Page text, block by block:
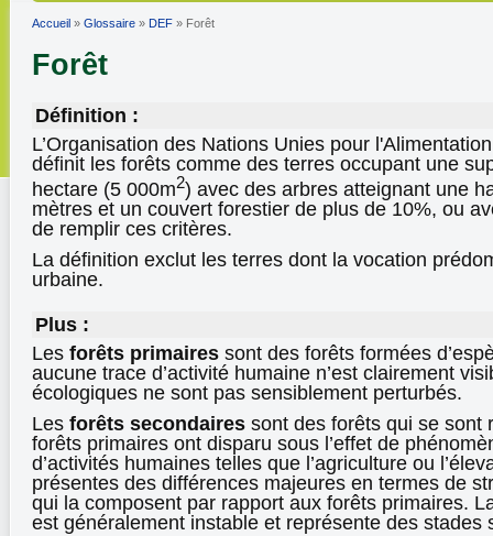
Accueil » Glossaire » DEF » Forêt
Forêt
Définition :
L’Organisation des Nations Unies pour
définit les forêts comme des terres occupant une
hectare (5 000m2) avec des arbres atteignant une
mètres et un couvert forestier de plus de 10%, ou
de remplir ces critères.
La définition exclut les terres dont la vocation
urbaine.
Plus :
Les forêts primaires sont des forêts formées
aucune trace d’activité humaine n’est clairement
écologiques ne sont pas sensiblement perturbés.
Les forêts secondaires sont des forêts qui se sont
forêts primaires ont disparu sous l’effet de
d’activités humaines telles que l’agriculture ou
présentes des différences majeures en termes de
qui la composent par rapport aux forêts primaires.
est généralement instable et représente des stades